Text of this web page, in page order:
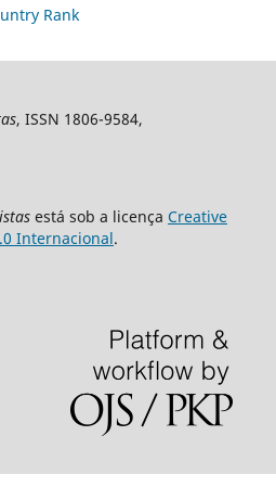
, ISSN 1806-9584,
está sob a licença Creative
Internacional.